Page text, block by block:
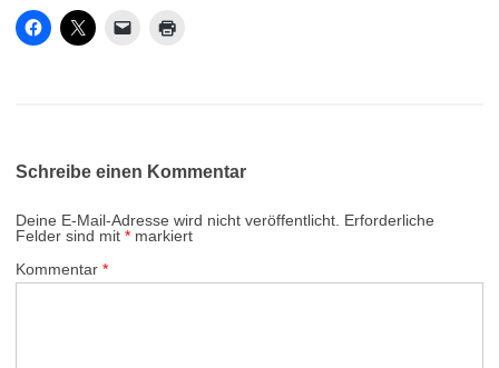
Schreibe einen Kommentar
Deine E-Mail-Adresse wird nicht veröffentlicht. Erforderliche
Felder sind mit * markiert
Kommentar *